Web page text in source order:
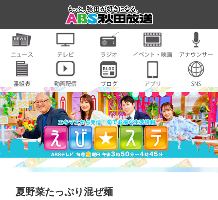
夏野菜たっぷり混ぜ麺